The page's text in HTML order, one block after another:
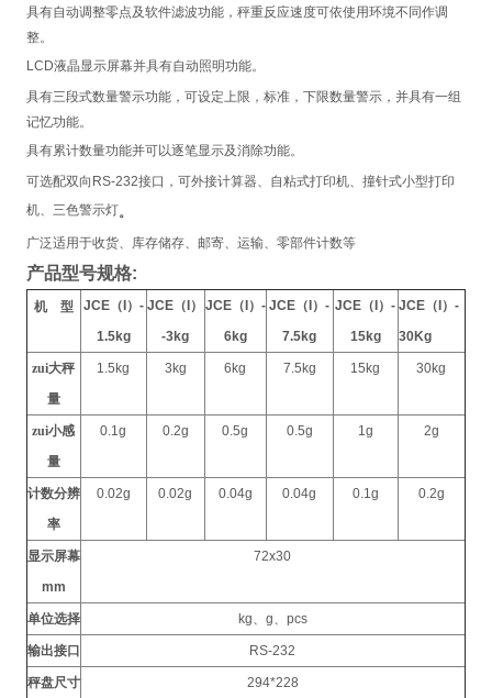
具有自动调整零点及软件滤波功能，秤重反应速度可依使用环境不同作调
整。
LCD液晶显示屏幕并具有自动照明功能。
具有三段式数量警示功能，可设定上限，标准，下限数量警示，并具有一组
记忆功能。
具有累计数量功能并可以逐笔显示及消除功能。
可选配双向 RS-232接口，可外接计算器、自粘式打印机、撞针式小型打印
机、三色警示灯。
广泛适用于收货、库存储存、邮寄、运输、零部件计数等
产品型号规格:
机 型 JCE（ ） -
1.5kg
JCE （ ）
-3kg
JCE（ ） -
6kg
JCE （ ）-
7.5kg
JCE （ ）-
15kg
JCE（ ） -
30Kg
zui大秤
量
1.5kg 3kg 6kg 7.5kg 15kg 30kg
zui小感
量
0.1g 0.2g 0.5g 0.5g 1g 2g
计数分辨
率
0.02g 0.02g 0.04g 0.04g 0.1g 0.2g
显示屏幕
mm
72x30
单位选择 kg、 g、 pcs
输出接口 RS-232
秤盘尺寸
294*228